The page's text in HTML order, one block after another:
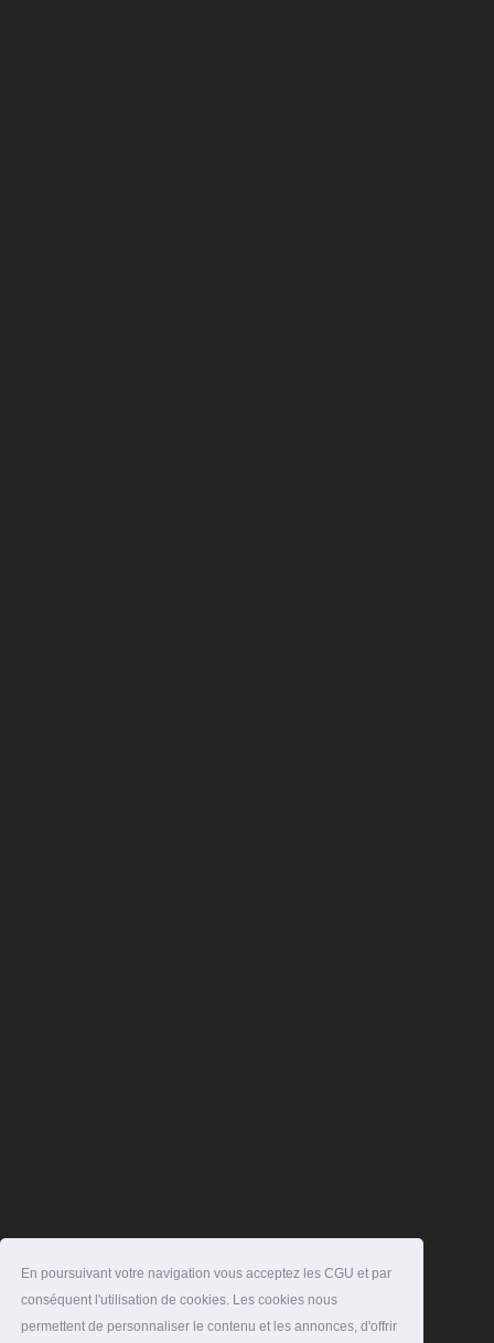
En poursuivant votre navigation vous acceptez les CGU et par
conséquent l'utilisation de cookies. Les cookies nous
permettent de personnaliser le contenu et les annonces, d'offrir